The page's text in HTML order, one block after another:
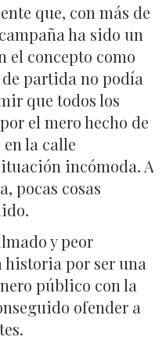
que, con más de
ha sido un
el concepto como
partida no podía
que todos los
el mero hecho de
en la calle
incómoda. A
pocas cosas
y peor
historia por ser una
público con la
ofender a